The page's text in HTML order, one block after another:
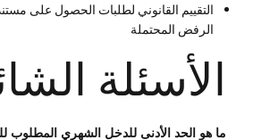
التقييم القانوني لطلبات الحصول على
الرفض المحتملة
الأسئلة